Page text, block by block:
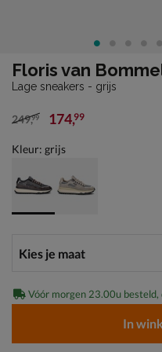
Floris van
Lage sneakers - grijs
van € 249,99 voor €
249,99 174,99
Kleur: grijs
Vóór morgen 23.00u besteld,
In